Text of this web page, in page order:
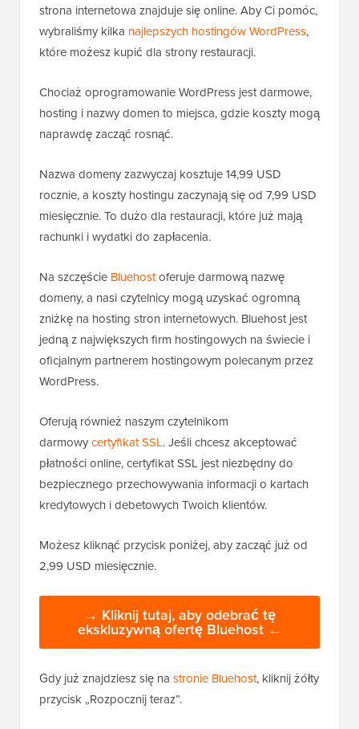
strona internetowa znajduje się online. Aby Ci pomóc,
wybraliśmy kilka najlepszych hostingów WordPress,
które możesz kupić dla strony restauracji.
Chociaż oprogramowanie WordPress jest darmowe,
hosting i nazwy domen to miejsca, gdzie koszty mogą
naprawdę zacząć rosnąć.
Nazwa domeny zazwyczaj kosztuje 14,99 USD
rocznie, a koszty hostingu zaczynają się od 7,99 USD
miesięcznie. To dużo dla restauracji, które już mają
rachunki i wydatki do zapłacenia.
Na szczęście Bluehostoferuje darmową nazwę
domeny, a nasi czytelnicy mogą uzyskać ogromną
zniżkę na hosting stron internetowych. Bluehost jest
jedną z największych firm hostingowych na świecie i
oficjalnym partnerem hostingowym polecanym przez
WordPress.
Oferują również naszym czytelnikom
darmowycertyfikat SSL. Jeśli chcesz akceptować
płatności online, certyfikat SSL jest niezbędny do
bezpiecznego przechowywania informacji o kartach
kredytowych i debetowych Twoich klientów.
Możesz kliknąć przycisk poniżej, aby zacząć już od
2,99 USD miesięcznie.
→ Kliknij tutaj, aby odebrać tę
ekskluzywną ofertę Bluehost ←
Gdy już znajdziesz się na stronie Bluehost, kliknij żółty
przycisk „Rozpocznij teraz”.